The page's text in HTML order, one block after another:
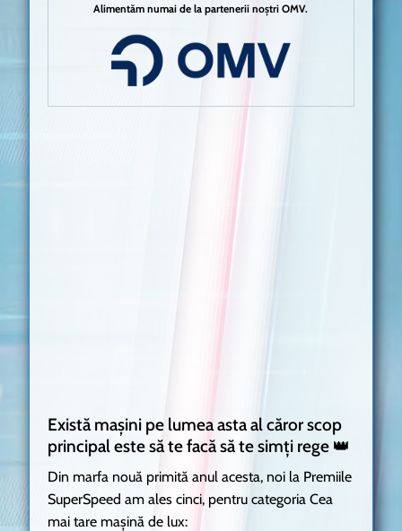
Alimentăm numai de la partenerii noștri OMV.
Există mașini pe lumea asta al căror scop
principal este să te facă să te simți rege 👑
Din marfa nouă primită anul acesta, noi la Premiile
SuperSpeed am ales cinci, pentru categoria Cea
mai tare mașină de lux: